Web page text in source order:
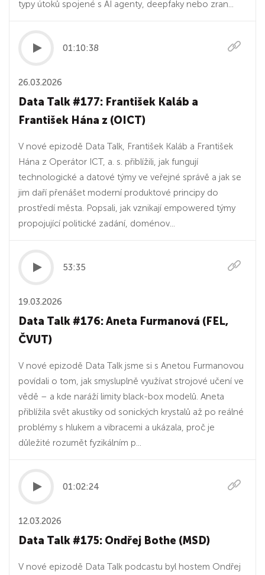
typy útoků spojené s AI agenty, deepfaky nebo zran...
01:10:38
26.03.2026
Data Talk #177: František Kaláb a
František Hána z (OICT)
V nové epizodě Data Talk, František Kaláb a František
Hána z Operátor ICT, a. s. přiblížili, jak fungují
technologické a datové týmy ve veřejné správě a jak se
jim daří přenášet moderní produktové principy do
prostředí města. Popsali, jak vznikají empowered týmy
propojující politické zadání, doménov...
53:35
19.03.2026
Data Talk #176: Aneta Furmanová (FEL,
ČVUT)
V nové epizodě Data Talk jsme si s Anetou Furmanovou
povídali o tom, jak smysluplně využívat strojové učení ve
vědě – a kde naráží limity black-box modelů. Aneta
přiblížila svět akustiky od sonických krystalů až po reálné
problémy s hlukem a vibracemi a ukázala, proč je
důležité rozumět fyzikálním p...
01:02:24
12.03.2026
Data Talk #175: Ondřej Bothe (MSD)
V nové epizodě Data Talk podcastu byl hostem Ondřej